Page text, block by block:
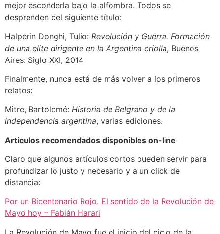
mejor esconderla bajo la alfombra. Todos se
desprenden del siguiente título:
Halperin Donghi, Tulio: Revolución y Guerra. Formación
de una elite dirigente en la Argentina criolla, Buenos
Aires: Siglo XXI, 2014
Finalmente, nunca está de más volver a los primeros
relatos:
Mitre, Bartolomé: Historia de Belgrano y de la
independencia argentina, varias ediciones.
Artículos recomendados disponibles on-line
Claro que algunos artículos cortos pueden servir para
profundizar lo justo y necesario y a un click de
distancia:
Por un Bicentenario Rojo. El sentido de la Revolución de
Mayo hoy – Fabián Harari
La Revolución de Mayo fue el inicio del ciclo de la